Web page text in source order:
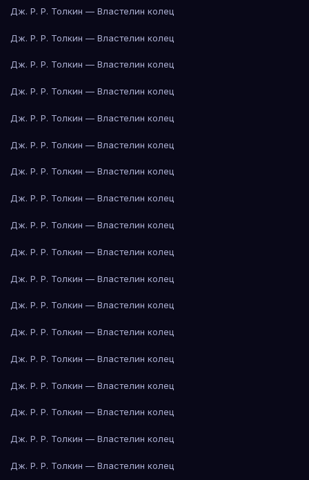
Дж. Р. Р. Толкин — Властелин колец
Дж. Р. Р. Толкин — Властелин колец
Дж. Р. Р. Толкин — Властелин колец
Дж. Р. Р. Толкин — Властелин колец
Дж. Р. Р. Толкин — Властелин колец
Дж. Р. Р. Толкин — Властелин колец
Дж. Р. Р. Толкин — Властелин колец
Дж. Р. Р. Толкин — Властелин колец
Дж. Р. Р. Толкин — Властелин колец
Дж. Р. Р. Толкин — Властелин колец
Дж. Р. Р. Толкин — Властелин колец
Дж. Р. Р. Толкин — Властелин колец
Дж. Р. Р. Толкин — Властелин колец
Дж. Р. Р. Толкин — Властелин колец
Дж. Р. Р. Толкин — Властелин колец
Дж. Р. Р. Толкин — Властелин колец
Дж. Р. Р. Толкин — Властелин колец
Дж. Р. Р. Толкин — Властелин колец